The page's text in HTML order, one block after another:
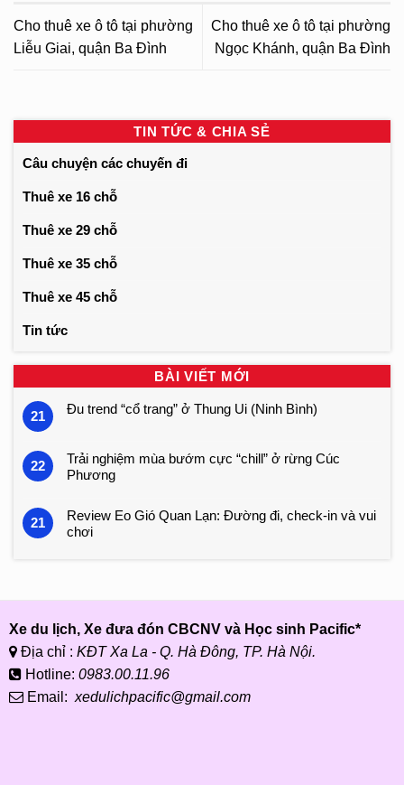
Cho thuê xe ô tô tại phường
Liễu Giai, quận Ba Đình
Cho thuê xe ô tô tại phường
Ngọc Khánh, quận Ba Đình
TIN TỨC & CHIA SẺ
Câu chuyện các chuyến đi
Thuê xe 16 chỗ
Thuê xe 29 chỗ
Thuê xe 35 chỗ
Thuê xe 45 chỗ
Tin tức
BÀI VIẾT MỚI
21 Đu trend “cổ trang” ở Thung Ui (Ninh Bình)
22
Trải nghiệm mùa bướm cực “chill” ở rừng Cúc
Phương
21
Review Eo Gió Quan Lạn: Đường đi, check-in và vui
chơi
Xe du lịch, Xe đưa đón CBCNV và Học sinh Pacific*
Địa chỉ : KĐT Xa La - Q. Hà Đông, TP. Hà Nội.
Hotline: 0983.00.11.96
Email: xedulichpacific@gmail.com